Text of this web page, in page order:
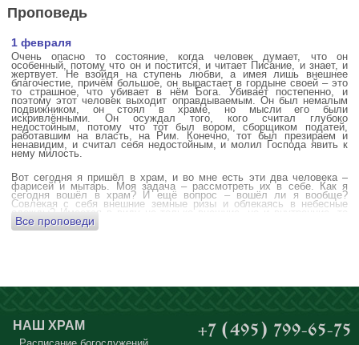
Проповедь
1 февраля
Очень опасно то состояние, когда человек думает, что он
особенный, потому что он и постится, и читает Писание, и знает, и
жертвует. Не взойдя на ступень любви, а имея лишь внешнее
благочестие, причём большое, он вырастает в гордыне своей – это
то страшное, что убивает в нём Бога. Убивает постепенно, и
поэтому этот человек выходит оправдываемым. Он был немалым
подвижником, он стоял в храме, но мысли его были
искривлёнными. Он осуждал того, кого считал глубоко
недостойным, потому что тот был вором, сборщиком податей,
работавшим на власть, на Рим. Конечно, тот был презираем и
ненавидим, и считал себя недостойным, и молил Господа явить к
нему милость.
Вот сегодня я пришёл в храм, и во мне есть эти два человека –
фарисей и мытарь. Моя задача – рассмотреть их в себе. Как я
сегодня вошёл в храм? И ещё вопрос – вошёл ли я вообще?
Совлекая с себя внешние земные ризы и облекаясь в небесные
одежды? Имеется в виду не только внешние, но и внутренние, то
есть помыслы.
сердца?
Бог открыл помыслы людей, стоящих в храме, и он ужаснулся
тому, что никто из них не молится – ни один человек, кроме одного
мальчика. Мысли у людей о чём угодно: о работе, о молодой жене
Все проповеди
НАШ ХРАМ +7 (495) 799-65-75